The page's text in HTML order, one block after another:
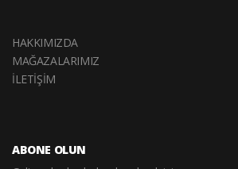
HAKKIMIZDA
MAĞAZALARIMIZ
İLETİŞİM
ABONE OLUN